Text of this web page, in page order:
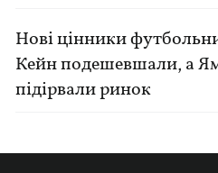
Нові цінники
Кейн подешевшали, а
підірвали ринок